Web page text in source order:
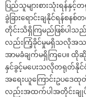
ပြည်သူများစားသုံးရန်နှ
ခွဲခြားရောင်းချနိုင်ရန်စ
တိုင်းသိရှိကြမည်ဖြစ်ပါသည်
လည်းကြံ့ခိုင်မှုမရှိသလိုအသ
အာမခံချက်မရှိကြပေ။ ထို
နှင်ခွင့်မပေးသလိုတရုတ်နိုင်ငံ
အရေးယူကြောင်းဥပဒေထု
လည်းအထက်ပါအတိုင်းချုပ်